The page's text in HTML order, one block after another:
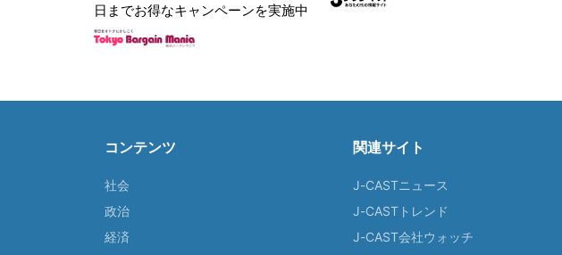
日までお得なキャンペーンを実施中
コンテンツ
社会
政治
経済
関連サイト
J-CASTニュース
J-CASTトレンド
J-CAST会社ウォッチ